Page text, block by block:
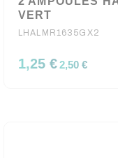
VERT
LHALMR1635GX2
1,25 €2,50 €